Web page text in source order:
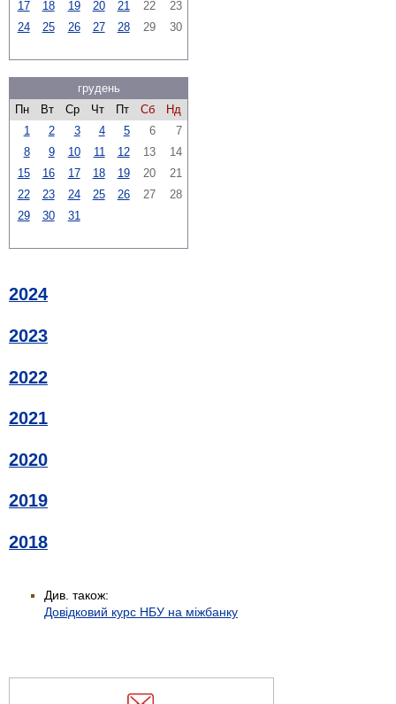
17 18 19 20 21 22
23
24
25 26 27 28 29 30
грудень
Пн
Вт Ср Чт Пт Сб
Нд
1
2 3 4 5 6
7
8
9 10 11 12 13
14
15
16 17 18 19 20
21
22
23 24 25 26 27
28
29
30 31
2024
2023
2022
2021
2020
2019
2018
Див. також:
Довідковий курс НБУ на міжбанку